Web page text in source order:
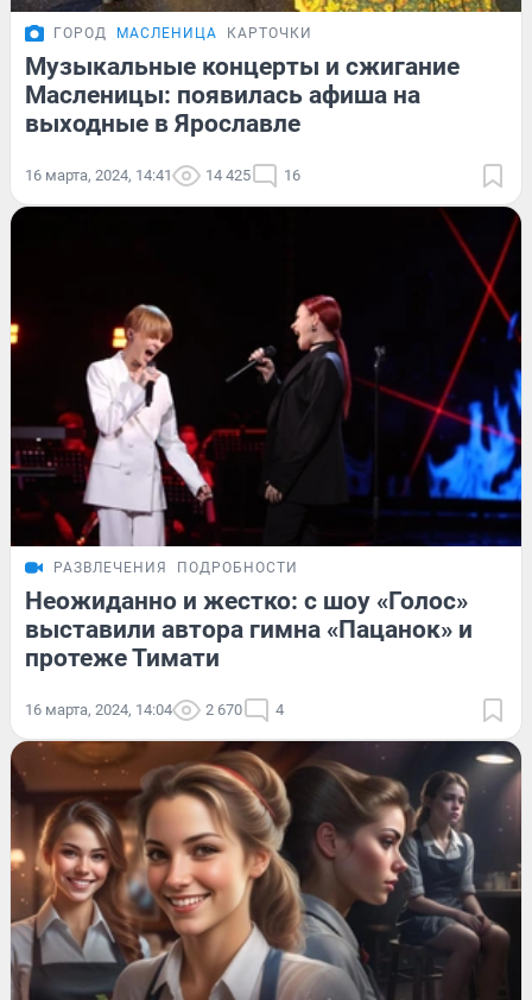
ГОРОД МАСЛЕНИЦА КАРТОЧКИ
Музыкальные концерты и сжигание
Масленицы: появилась афиша на
выходные в Ярославле
16 марта, 2024, 14:41 14 425 16
РАЗВЛЕЧЕНИЯ ПОДРОБНОСТИ
Неожиданно и жестко: с шоу «Голос»
выставили автора гимна «Пацанок» и
протеже Тимати
16 марта, 2024, 14:04 2 670 4